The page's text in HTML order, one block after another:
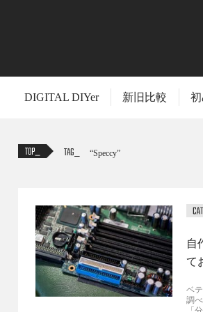
DIGITAL DIYer 新旧比較
TAG Speccy
自
て
ベ
調